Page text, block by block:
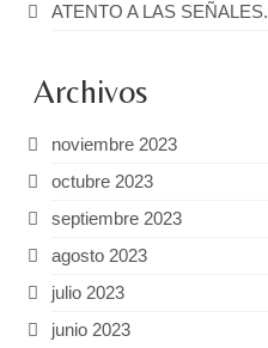
ATENTO A LAS SEÑALES.
Archivos
noviembre 2023
octubre 2023
septiembre 2023
agosto 2023
julio 2023
junio 2023